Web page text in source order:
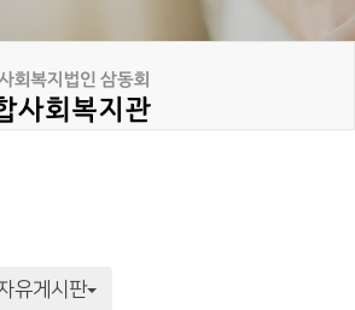
유게시판